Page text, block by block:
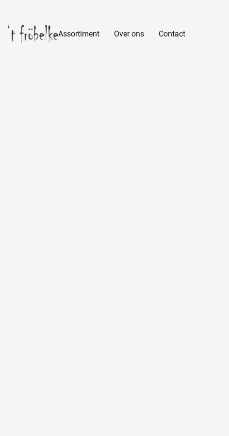
Assortiment Over ons Contact